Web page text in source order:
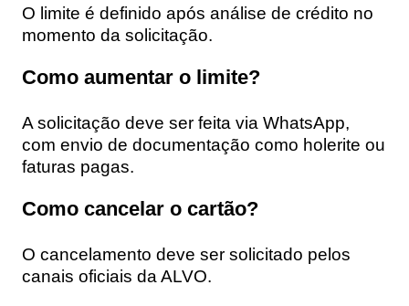
O limite é definido após análise de crédito no
momento da solicitação.
Como aumentar o limite?
A solicitação deve ser feita via WhatsApp,
com envio de documentação como holerite ou
faturas pagas.
Como cancelar o cartão?
O cancelamento deve ser solicitado pelos
canais oficiais da ALVO.